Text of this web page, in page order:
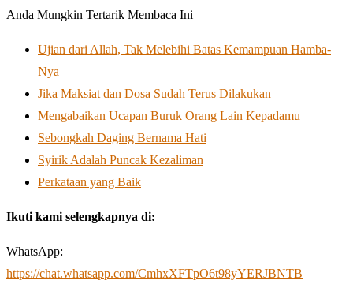
Anda Mungkin Tertarik Membaca Ini
Ujian dari Allah, Tak Melebihi Batas Kemampuan Hamba-
Nya
Jika Maksiat dan Dosa Sudah Terus Dilakukan
Mengabaikan Ucapan Buruk Orang Lain Kepadamu
Sebongkah Daging Bernama Hati
Syirik Adalah Puncak Kezaliman
Perkataan yang Baik
Ikuti kami selengkapnya di:
WhatsApp:
https://chat.whatsapp.com/CmhxXFTpO6t98yYERJBNTB